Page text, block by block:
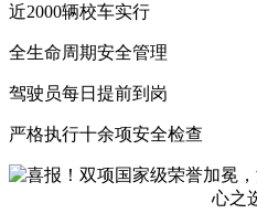
近2000辆校车实行
全生命周期安全管理
驾驶员每日提前到岗
严格执行十余项安全检查